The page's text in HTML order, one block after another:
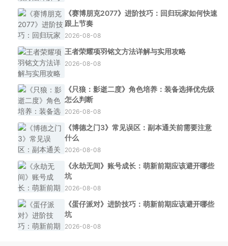
《赛博朋克2077》进阶技巧：回归玩家如何快速
跟上节奏
2026-08-08
王者荣耀项羽铭文方法详解与实用攻略
2026-08-08
《只狼：影逝二度》角色培养：装备选择优先级
怎么判断
2026-08-08
《博德之门3》常见误区：副本通关前需要注意
什么
2026-08-08
《永劫无间》账号成长：萌新前期应该避开哪些
坑
2026-08-08
《蛋仔派对》进阶技巧：萌新前期应该避开哪些
坑
2026-08-08